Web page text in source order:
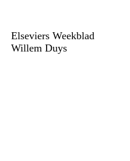
Elseviers Weekblad
Willem Duys